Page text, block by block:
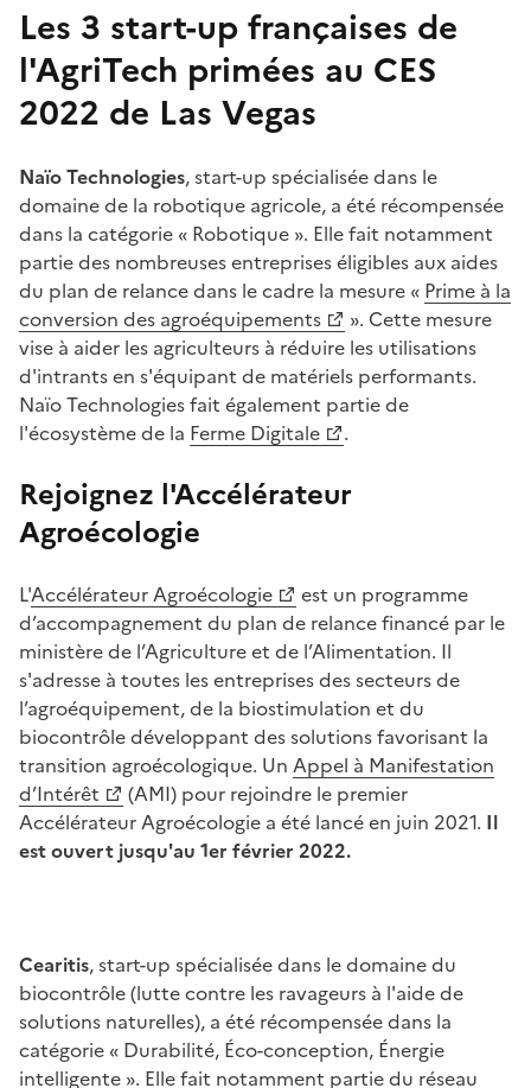
Les 3 start-up françaises de
l'AgriTech primées au CES
2022 de Las Vegas
Naïo Technologies, start-up spécialisée dans le
domaine de la robotique agricole, a été récompensée
dans la catégorie « Robotique ». Elle fait notamment
partie des nombreuses entreprises éligibles aux aides
du plan de relance dans le cadre la mesure « Prime à la
conversion des agroéquipements
». Cette mesure
vise à aider les agriculteurs à réduire les utilisations
d'intrants en s'équipant de matériels performants.
Naïo Technologies fait également partie de
l'écosystème de la Ferme Digitale .
Rejoignez l'Accélérateur
Agroécologie
L'Accélérateur Agroécologie
est un programme
d’accompagnement du plan de relance financé par le
ministère de l’Agriculture et de l’Alimentation. Il
s'adresse à toutes les entreprises des secteurs de
l’agroéquipement, de la biostimulation et du
biocontrôle développant des solutions favorisant la
transition agroécologique. Un Appel à Manifestation
d’Intérêt
(AMI) pour rejoindre le premier
Accélérateur Agroécologie a été lancé en juin 2021. Il
est ouvert jusqu'au 1er février 2022.
Cearitis, start-up spécialisée dans le domaine du
biocontrôle (lutte contre les ravageurs à l'aide de
solutions naturelles), a été récompensée dans la
catégorie « Durabilité, Éco-conception, Énergie
intelligente ». Elle fait notamment partie du réseau